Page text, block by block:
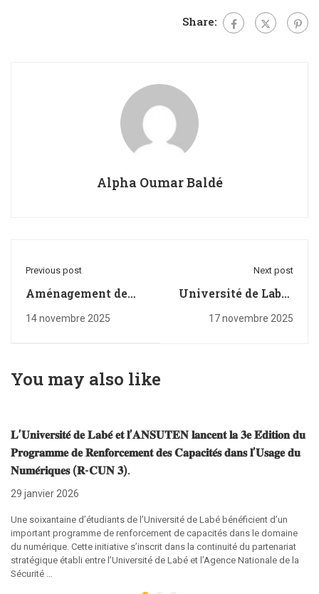
Share:
Alpha Oumar Baldé
Previous post
Aménagement de
nouveaux bureaux
14 novembre 2025
Next post
Université de Labé :
des étudiantes au
17 novembre 2025
You may also like
𝐋’𝐔𝐧𝐢𝐯𝐞𝐫𝐬𝐢𝐭𝐞́ 𝐝𝐞 𝐋𝐚𝐛𝐞́ 𝐞𝐭 𝐥’𝐀𝐍𝐒𝐔𝐓𝐄𝐍 𝐥𝐚𝐧𝐜𝐞𝐧𝐭 𝐥𝐚 𝟑𝐞 𝐄́𝐝𝐢𝐭𝐢𝐨𝐧 𝐝𝐮
𝐏𝐫𝐨𝐠𝐫𝐚𝐦𝐦𝐞 𝐝𝐞 𝐑𝐞𝐧𝐟𝐨𝐫𝐜𝐞𝐦𝐞𝐧𝐭 𝐝𝐞𝐬 𝐂𝐚𝐩𝐚𝐜𝐢𝐭𝐞́𝐬 𝐝𝐚𝐧𝐬 𝐥’𝐔𝐬𝐚𝐠𝐞 𝐝𝐮
𝐍𝐮𝐦𝐞́𝐫𝐢𝐪𝐮𝐞𝐬 (𝐑-𝐂𝐔𝐍 𝟑).
29 janvier 2026
Une soixantaine d’étudiants de l’Université de Labé bénéficient d’un
important programme de renforcement de capacités dans le domaine
du numérique. Cette initiative s’inscrit dans la continuité du partenariat
stratégique établi entre l’Université de Labé et l’Agence Nationale de la
Sécurité …